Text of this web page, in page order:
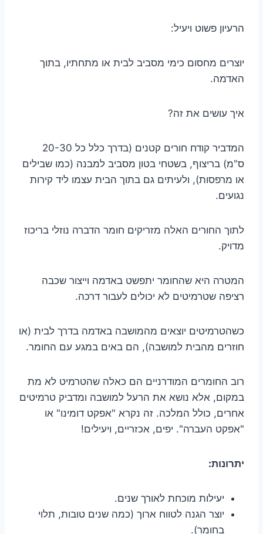
הרעיון פשוט ויעיל:
יוצרים מחסום כימי מסביב לבית או מתחתיו, בתוך
האדמה.
איך עושים את זה?
המדביר קודח חורים קטנים (בדרך כלל כל 20-30
ס"מ) בריצוף, בשטחי בטון מסביב למבנה (כמו שבילים
או מרפסות), ולעיתים גם בתוך הבית עצמו ליד קירות
נגועים.
לתוך החורים האלה מזריקים חומר הדברה נוזלי בריכוז
מדויק.
המטרה היא שהחומר יתפשט באדמה וייצור שכבה
רציפה שטרמיטים לא יכולים לעבור דרכה.
כשהטרמיטים יוצאים מהמושבה באדמה בדרך לבית (או
חוזרים מהבית למושבה), הם באים במגע עם החומר.
רוב החומרים המודרניים הם כאלה שהטרמיט לא מת
במקום, אלא נושא את הרעל למושבה ומדביק טרמיטים
אחרים, כולל המלכה. זה נקרא "אפקט דומינו" או
"אפקט העברה". יפים, אכזריים, ויעילים!
יתרונות:
יעילות מוכחת לאורך שנים.
יוצר הגנה לטווח ארוך (כמה שנים טובות, תלוי
בחומר).